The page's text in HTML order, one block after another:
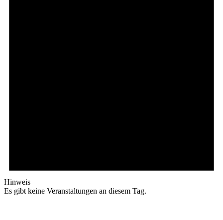
Hinweis
Es gibt keine Veranstaltungen an diesem Tag.